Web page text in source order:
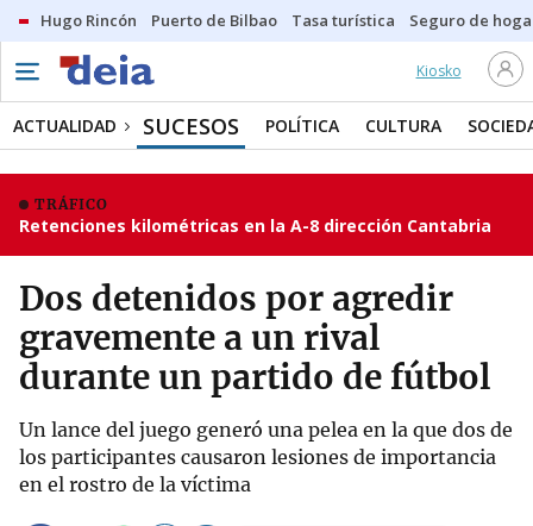
Hugo Rincón Puerto de Bilbao Tasa turística Seguro de
Kiosko
ACTUALIDAD SUCESOS POLÍTICA CULTURA
TRÁFICO
Retenciones kilométricas en la A-8 dirección Cantabria
Dos detenidos por agredir
gravemente a un rival
durante un partido de fútbol
Un lance del juego generó una pelea en la que dos de
los participantes causaron lesiones de importancia
en el rostro de la víctima